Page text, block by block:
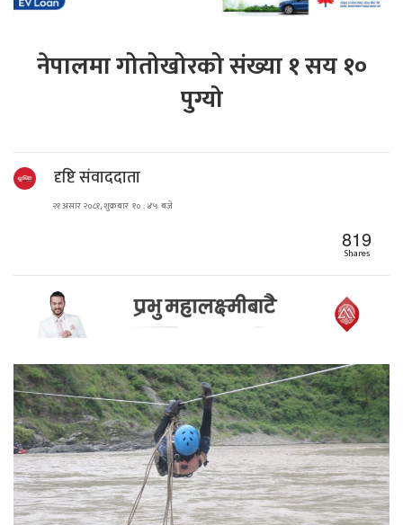
नेपालमा गोतोखोरको संख्या १ सय १०
पुग्यो
दृष्टि संवाददाता
२१ असार २०८१, शुक्रबार १० : ४५ बजे
819
Shares